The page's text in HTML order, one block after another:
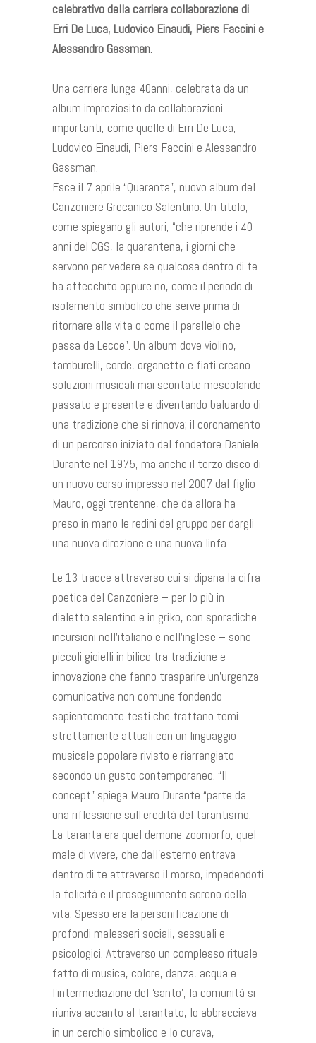
celebrativo della carriera collaborazione di
Erri De Luca, Ludovico Einaudi, Piers Faccini e
Alessandro Gassman.
Una carriera lunga 40anni, celebrata da un
album impreziosito da collaborazioni
importanti, come quelle di Erri De Luca,
Ludovico Einaudi, Piers Faccini e Alessandro
Gassman.
Esce il 7 aprile “Quaranta”, nuovo album del
Canzoniere Grecanico Salentino. Un titolo,
come spiegano gli autori, “che riprende i 40
anni del CGS, la quarantena, i giorni che
servono per vedere se qualcosa dentro di te
ha attecchito oppure no, come il periodo di
isolamento simbolico che serve prima di
ritornare alla vita o come il parallelo che
passa da Lecce”. Un album dove violino,
tamburelli, corde, organetto e fiati creano
soluzioni musicali mai scontate mescolando
passato e presente e diventando baluardo di
una tradizione che si rinnova; il coronamento
di un percorso iniziato dal fondatore Daniele
Durante nel 1975, ma anche il terzo disco di
un nuovo corso impresso nel 2007 dal figlio
Mauro, oggi trentenne, che da allora ha
preso in mano le redini del gruppo per dargli
una nuova direzione e una nuova linfa.
Le 13 tracce attraverso cui si dipana la cifra
poetica del Canzoniere – per lo più in
dialetto salentino e in griko, con sporadiche
incursioni nell’italiano e nell’inglese – sono
piccoli gioielli in bilico tra tradizione e
innovazione che fanno trasparire un’urgenza
comunicativa non comune fondendo
sapientemente testi che trattano temi
strettamente attuali con un linguaggio
musicale popolare rivisto e riarrangiato
secondo un gusto contemporaneo. “Il
concept” spiega Mauro Durante “parte da
una riflessione sull’eredità del tarantismo.
La taranta era quel demone zoomorfo, quel
male di vivere, che dall’esterno entrava
dentro di te attraverso il morso, impedendoti
la felicità e il proseguimento sereno della
vita. Spesso era la personificazione di
profondi malesseri sociali, sessuali e
psicologici. Attraverso un complesso rituale
fatto di musica, colore, danza, acqua e
l’intermediazione del ‘santo’, la comunità si
riuniva accanto al tarantato, lo abbracciava
in un cerchio simbolico e lo curava,